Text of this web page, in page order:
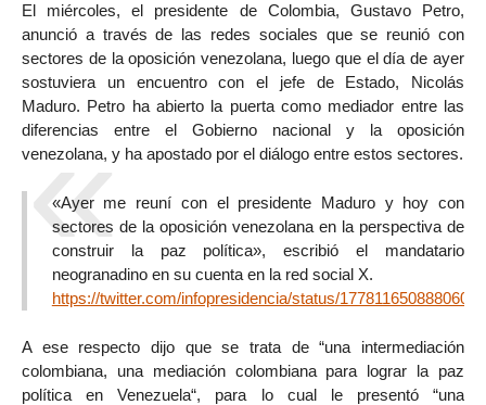
El miércoles, el presidente de Colombia, Gustavo Petro,
anunció a través de las redes sociales que se reunió con
sectores de la oposición venezolana, luego que el día de ayer
sostuviera un encuentro con el jefe de Estado, Nicolás
Maduro. Petro ha abierto la puerta como mediador entre las
diferencias entre el Gobierno nacional y la oposición
venezolana, y ha apostado por el diálogo entre estos sectores.
«Ayer me reuní con el presidente Maduro y hoy con
sectores de la oposición venezolana en la perspectiva de
construir la paz política», escribió el mandatario
neogranadino en su cuenta en la red social X.
https://twitter.com/infopresidencia/status/
A ese respecto dijo que se trata de “una intermediación
colombiana, una mediación colombiana para lograr la paz
política en Venezuela“, para lo cual le presentó “una